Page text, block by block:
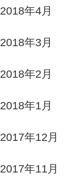
2018年4月
2018年3月
2018年2月
2018年1月
2017年12月
2017年11月